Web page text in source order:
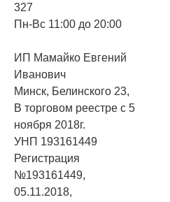
327
Пн-Вс 11:00 до 20:00
ИП Мамайко Евгений
Иванович
Минск, Белинского 23,
В торговом реестре с 5
ноября 2018г.
УНП 193161449
Регистрация
№193161449,
05.11.2018,